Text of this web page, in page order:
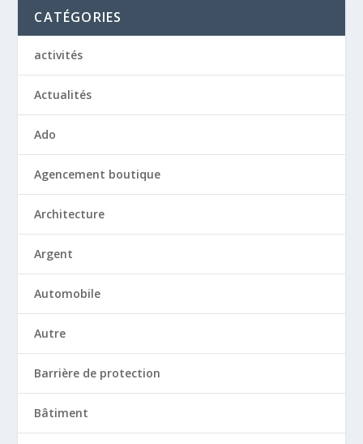
CATÉGORIES
activités
Actualités
Ado
Agencement boutique
Architecture
Argent
Automobile
Autre
Barrière de protection
Bâtiment